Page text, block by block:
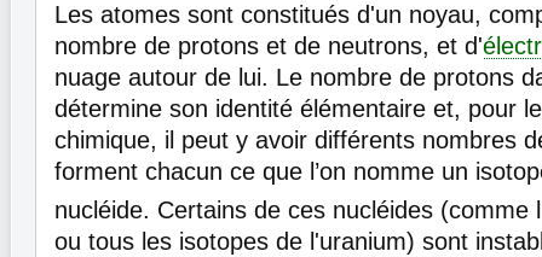
Les atomes sont constitués d'un noyau,
nombre de protons et de neutrons, et d'
nuage autour de lui. Le nombre de protons
détermine son identité élémentaire et, pour
chimique, il peut y avoir différents nombres
forment chacun ce que l’on nomme un
nucléide. Certains de ces nucléides (comme
ou tous les isotopes de l'uranium) sont